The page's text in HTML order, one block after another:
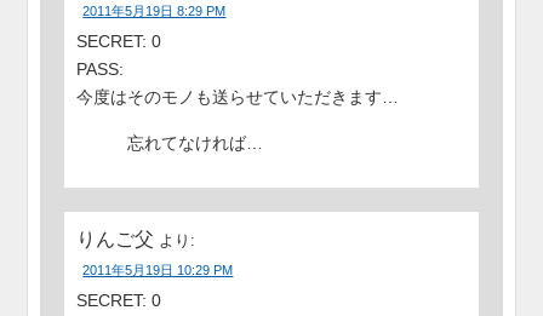
2011年5月19日 8:29 PM
SECRET: 0
PASS:
今度はそのモノも送らせていただきます…
忘れてなければ…
りんご父 より:
2011年5月19日 10:29 PM
SECRET: 0